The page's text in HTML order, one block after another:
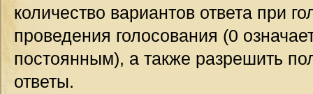
количество вариантов ответа при
проведения голосования (0
постоянным), а также разрешить
ответы.